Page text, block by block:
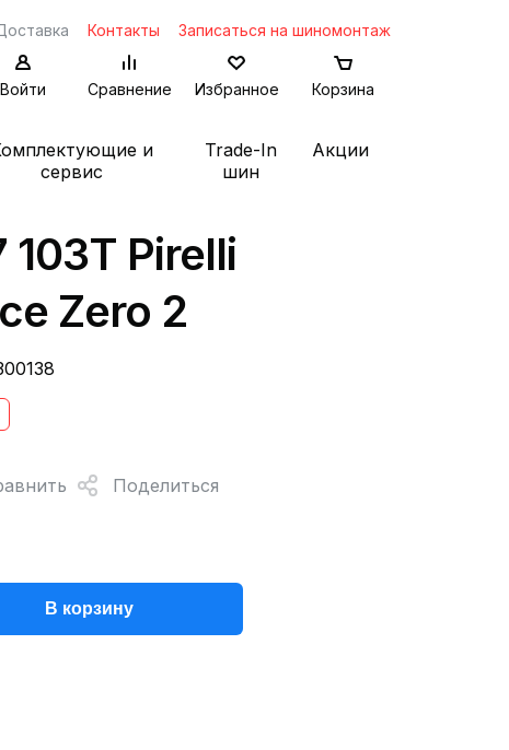
Контакты Записаться на шиномонтаж
Войти Сравнение Избранное Корзина
и
сервис
Trade-In
шин
Акции
103T Pirelli
Zero 2
Поделиться
В корзину